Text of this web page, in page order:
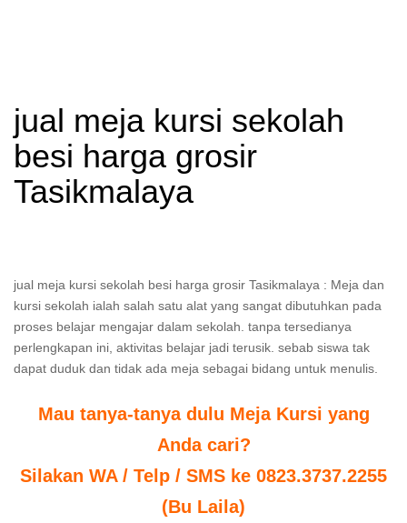
jual meja kursi sekolah
besi harga grosir
Tasikmalaya
jual meja kursi sekolah besi harga grosir Tasikmalaya : Meja dan
kursi sekolah ialah salah satu alat yang sangat dibutuhkan pada
proses belajar mengajar dalam sekolah. tanpa tersedianya
perlengkapan ini, aktivitas belajar jadi terusik. sebab siswa tak
dapat duduk dan tidak ada meja sebagai bidang untuk menulis.
Mau tanya-tanya dulu Meja Kursi yang
Anda cari?
Silakan WA / Telp / SMS ke 0823.3737.2255
(Bu Laila)